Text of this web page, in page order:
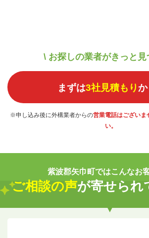
\ お探しの業者がきっと見
まずは3社見積もりか
※申し込み後に外構業者からの営業電話はございま
い。
紫波郡矢巾町ではこんなお
ご相談の声が寄せられ